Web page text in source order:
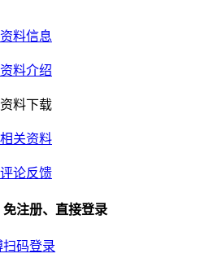
资料信息
资料介绍
资料下载
相关资料
评论反馈
注册、直接登录
扫码登录